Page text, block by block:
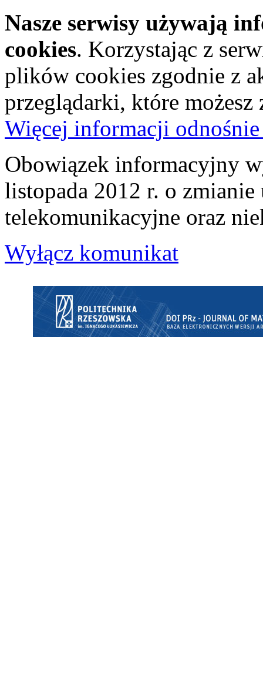
Nasze serwisy używają
cookies. Korzystając z
plików cookies zgodnie z
przeglądarki, które
Więcej informacji
Obowiązek informacyjny
listopada 2012 r. o zmianie
telekomunikacyjne oraz
Wyłącz komunikat